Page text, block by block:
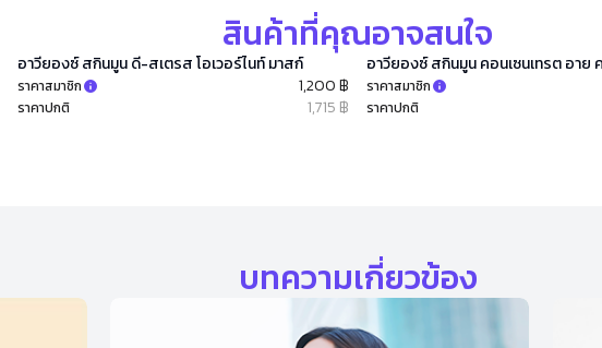
สินค้าที่คุณอาจสนใจ
อาวียองซ์ สกินมูน ดี-สเตรส โอเวอร์ไนท์ มาสก์
ราคาสมาชิก 1,200 ฿
ราคาปกติ 1,715 ฿
อาวียองซ์ สกินมูน คอนเซนเทรต อาย
ราคาสมาชิก
ราคาปกติ
บทความเกี่ยวข้อง